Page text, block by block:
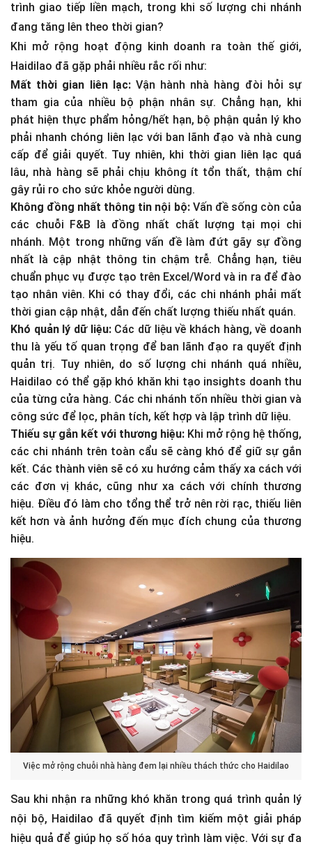
trình giao tiếp liền mạch, trong khi số lượng chi nhánh
đang tăng lên theo thời gian?
Khi mở rộng hoạt động kinh doanh ra toàn thế giới,
Haidilao đã gặp phải nhiều rắc rối như:
Mất thời gian liên lạc: Vận hành nhà hàng đòi hỏi sự
tham gia của nhiều bộ phận nhân sự. Chẳng hạn, khi
phát hiện thực phẩm hỏng/hết hạn, bộ phận quản lý kho
phải nhanh chóng liên lạc với ban lãnh đạo và nhà cung
cấp để giải quyết. Tuy nhiên, khi thời gian liên lạc quá
lâu, nhà hàng sẽ phải chịu không ít tổn thất, thậm chí
gây rủi ro cho sức khỏe người dùng.
Không đồng nhất thông tin nội bộ:Vấn đề sống còn của
các chuỗi F&B là đồng nhất chất lượng tại mọi chi
nhánh. Một trong những vấn đề làm đứt gãy sự đồng
nhất là cập nhật thông tin chậm trễ. Chẳng hạn, tiêu
chuẩn phục vụ được tạo trên Excel/Word và in ra để đào
tạo nhân viên. Khi có thay đổi, các chi nhánh phải mất
thời gian cập nhật, dẫn đến chất lượng thiếu nhất quán.
Khó quản lý dữ liệu:Các dữ liệu về khách hàng, về doanh
thu là yếu tố quan trọng để ban lãnh đạo ra quyết định
quản trị. Tuy nhiên, do số lượng chi nhánh quá nhiều,
Haidilao có thể gặp khó khăn khi tạo insights doanh thu
của từng cửa hàng. Các chi nhánh tốn nhiều thời gian và
công sức để lọc, phân tích, kết hợp và lập trình dữ liệu.
Thiếu sự gắn kết với thương hiệu: Khi mở rộng hệ thống,
các chi nhánh trên toàn cẩu sẽ càng khó để giữ sự gắn
kết. Các thành viên sẽ có xu hướng cảm thấy xa cách với
các đơn vị khác, cũng như xa cách với chính thương
hiệu. Điều đó làm cho tổng thể trở nên rời rạc, thiếu liên
kết hơn và ảnh hưởng đến mục đích chung của thương
hiệu.
Việc mở rộng chuỗi nhà hàng đem lại nhiều thách thức cho Haidilao
Sau khi nhận ra những khó khăn trong quá trình quản lý
nội bộ, Haidilao đã quyết định tìm kiếm một giải pháp
hiệu quả để giúp họ số hóa quy trình làm việc. Với sự đa